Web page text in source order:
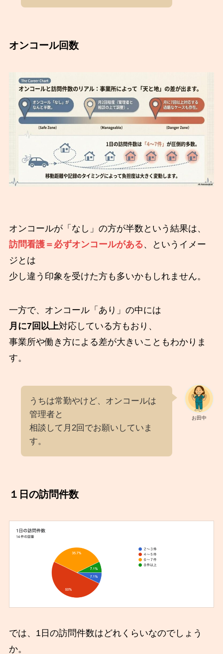
オンコール回数
オンコールが「なし」の方が半数という結果は、
訪問看護＝必ずオンコールがある、というイメー
ジとは
少し違う印象を受けた方も多いかもしれません。
一方で、オンコール「あり」の中には
月に7回以上対応している方もおり、
事業所や働き方による差が大きいこともわかりま
す。
お田中
うちは常勤やけど、オンコールは
管理者と
相談して月2回でお願いしていま
す。
１日の訪問件数
では、1日の訪問件数はどれくらいなのでしょう
か。